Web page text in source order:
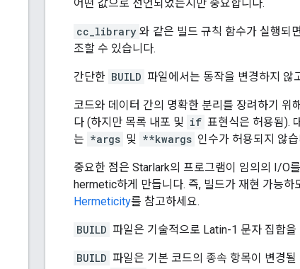
어떤 값으로 선언되었는지만 중요합니다.
cc_library 와 같은 빌드 규칙 함수가 실행되
조할 수 있습니다.
간단한 BUILD 파일에서는 동작을 변경하지 않
코드와 데이터 간의 명확한 분리를 장려하기 위해
다 (하지만 목록 내포 및 if 표현식은 허용됨).
는 *args 및 **kwargs 인수가 허용되지 않
중요한 점은 Starlark의 프로그램이 임의의 I/O
hermetic하게 만듭니다. 즉, 빌드가 재현 가능
Hermeticity를 참고하세요.
BUILD 파일은 기술적으로 Latin-1 문자 집합
BUILD 파일은 기본 코드의 종속 항목이 변경